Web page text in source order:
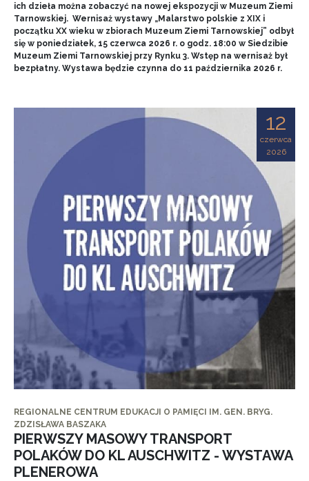
ich dzieła można zobaczyć na nowej ekspozycji w Muzeum Ziemi
Tarnowskiej. Wernisaż wystawy „Malarstwo polskie z XIX i
początku XX wieku w zbiorach Muzeum Ziemi Tarnowskiej” odbył
się w poniedziałek, 15 czerwca 2026 r. o godz. 18:00 w Siedzibie
Muzeum Ziemi Tarnowskiej przy Rynku 3. Wstęp na wernisaż był
bezpłatny. Wystawa będzie czynna do 11 października 2026 r.
12
czerwca
2026
REGIONALNE CENTRUM EDUKACJI O PAMIĘCI IM. GEN. BRYG.
ZDZISŁAWA BASZAKA
PIERWSZY MASOWY TRANSPORT
POLAKÓW DO KL AUSCHWITZ - WYSTAWA
PLENEROWA